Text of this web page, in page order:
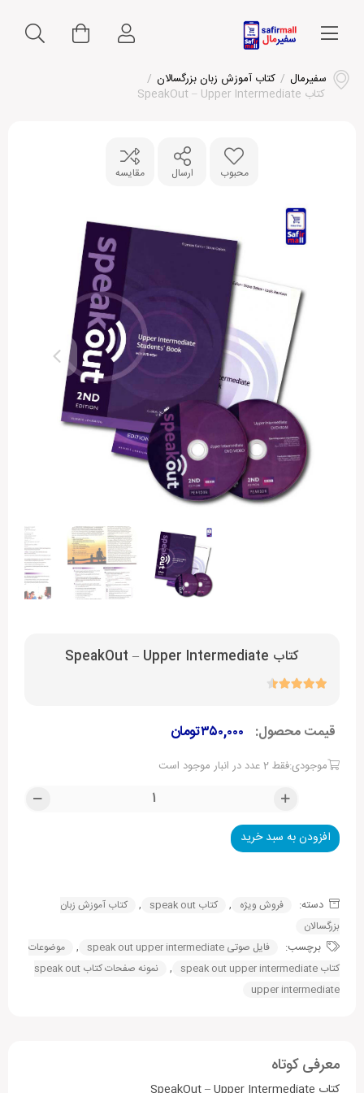
سفیرمال / کتاب آموزش زبان بزرگسالان /
کتاب SpeakOut – Upper Intermediate
محبوب ارسال مقایسه
کتاب SpeakOut – Upper Intermediate
قیمت محصول: تومان۳۵۰,۰۰۰
موجودی:فقط 2 عدد در انبار موجود است
افزودن به سبد خرید
دسته: فروش ویژه , کتاب speak out ,
کتاب آموزش زبان
بزرگسالان
برچسب: فایل صوتی speak out upper intermediate ,
موضوعات
کتاب speak out upper intermediate
,
نمونه صفحات کتاب speak out
upper intermediate
معرفی کوتاه